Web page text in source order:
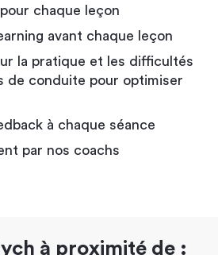
chaque leçon
avant chaque leçon
la pratique et les difficultés
de conduite pour optimiser
à chaque séance
par nos coachs
à proximité de :